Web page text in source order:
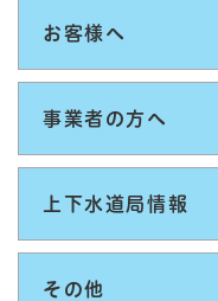
お客様へ
事業者の方へ
上下水道局情報
その他